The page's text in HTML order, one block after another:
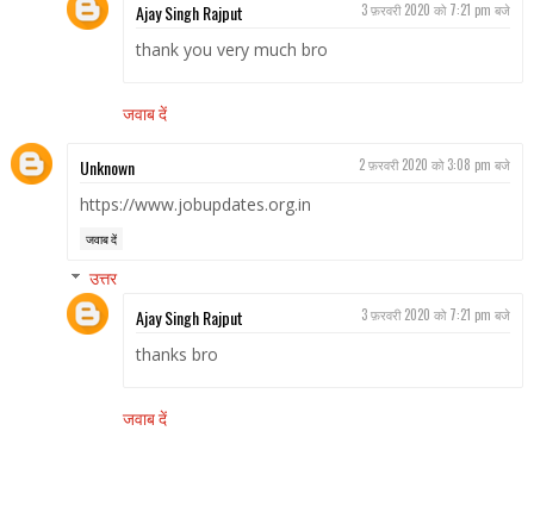
Ajay Singh Rajput
3 फ़रवरी 2020 को 7:21 pm बजे
thank you very much bro
जवाब दें
Unknown 2 फ़रवरी 2020 को 3:08 pm बजे
https://www.jobupdates.org.in
जवाब दें
उत्तर
Ajay Singh Rajput
3 फ़रवरी 2020 को 7:21 pm बजे
thanks bro
जवाब दें